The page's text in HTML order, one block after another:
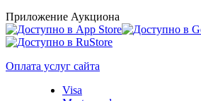
Приложение Аукциона
Оплата услуг сайта
Visa